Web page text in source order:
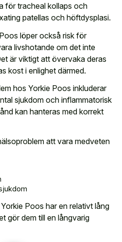
för tracheal kollaps och
patellas och höftdysplasi.
löper också risk för
livshotande om det inte
är viktigt att övervaka deras
kost i enlighet därmed.
hos Yorkie Poos inkluderar
sjukdom och inflammatorisk
kan hanteras med korrekt
att vara medveten
Poos har en relativt lång
gör dem till en långvarig